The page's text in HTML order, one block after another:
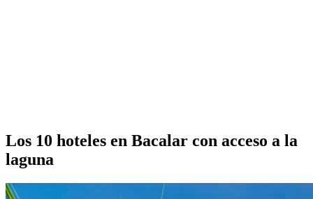
Los 10 hoteles en Bacalar con acceso a la
laguna